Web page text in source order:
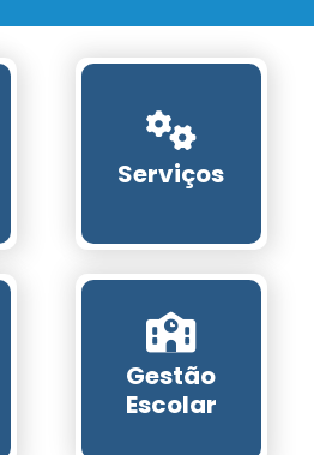
Serviços
Gestão
Escolar